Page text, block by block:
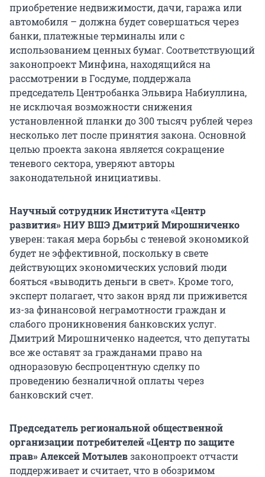
приобретение недвижимости, дачи, гаража или
автомобиля – должна будет совершаться через
банки, платежные терминалы или с
использованием ценных бумаг. Соответствующий
законопроект Минфина, находящийся на
рассмотрении в Госдуме, поддержала
председатель Центробанка Эльвира Набиуллина,
не исключая возможности снижения
установленной планки до 300 тысяч рублей через
несколько лет после принятия закона. Основной
целью проекта закона является сокращение
теневого сектора, уверяют авторы
законодательной инициативы.
Научный сотрудник Института «Центр
развития» НИУ ВШЭ Дмитрий Мирошниченко
уверен: такая мера борьбы с теневой экономикой
будет не эффективной, поскольку в свете
действующих экономических условий люди
бояться «выводить деньги в свет». Кроме того,
эксперт полагает, что закон вряд ли приживется
из-за финансовой неграмотности граждан и
слабого проникновения банковских услуг.
Дмитрий Мирошниченко надеется, что депутаты
все же оставят за гражданами право на
одноразовую беспроцентную сделку по
проведению безналичной оплаты через
банковский счет.
Председатель региональной общественной
организации потребителей «Центр по защите
прав» Алексей Мотылевзаконопроект отчасти
поддерживает и считает, что в обозримом